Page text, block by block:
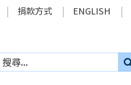
捐款方式 ENGLISH